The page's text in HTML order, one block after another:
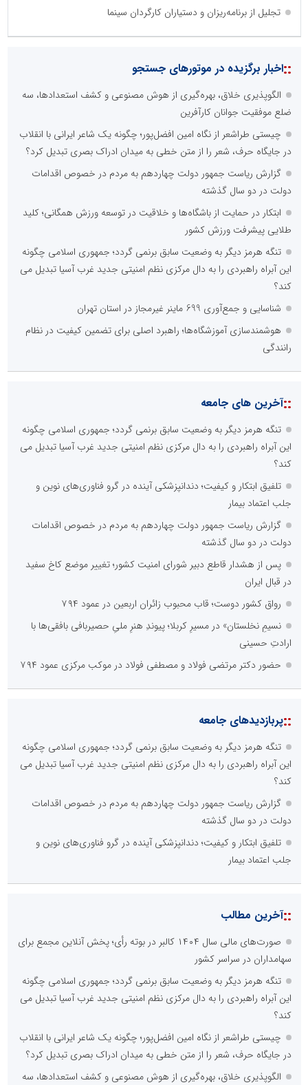
تجلیل از برنامه‌ریزان و دستیاران کارگردان سینما
::اخبار برگزیده در موتورهای جستجو
الگوپذیری خلاق، بهره‌گیری از هوش مصنوعی و کشف استعدادها، سه
ضلع موفقیت جوانان کارآفرین
چیستی طراشعر از نگاه امین افضل‌پور؛ چگونه یک شاعر ایرانی با انقلاب
در جایگاه حرف، شعر را از متن خطی به میدان ادراک بصری تبدیل کرد؟
گزارش ریاست جمهور دولت چهاردهم به مردم در خصوص اقدامات
دولت در دو سال گذشته
ابتکار در حمایت از باشگاه‌ها و خلاقیت در توسعه ورزش همگانی؛ کلید
طلایی پیشرفت ورزش کشور
تنگه هرمز دیگر به وضعیت سابق برنمی گردد؛ جمهوری اسلامی چگونه
این آبراه راهبردی را به دال مرکزی نظم امنیتی جدید غرب آسیا تبدیل می
کند؟
شناسایی و جمع‌آوری 699 ماینر غیرمجاز در استان تهران
هوشمندسازی آموزشگاه‌ها؛ راهبرد اصلی برای تضمین کیفیت در نظام
رانندگی
::آخرین های جامعه
تنگه هرمز دیگر به وضعیت سابق برنمی گردد؛ جمهوری اسلامی چگونه
این آبراه راهبردی را به دال مرکزی نظم امنیتی جدید غرب آسیا تبدیل می
کند؟
تلفیق ابتکار و کیفیت؛ دندانپزشکی آینده در گرو فناوری‌های نوین و
جلب اعتماد بیمار
گزارش ریاست جمهور دولت چهاردهم به مردم در خصوص اقدامات
دولت در دو سال گذشته
پس از هشدار قاطع دبیر شورای امنیت کشور؛ تغییر موضع کاخ سفید
در قبال ایران
رواق کشور دوست؛ قاب محبوب زائران اربعین در عمود ۷۹۴
نسیمِ نخلستان» در مسیرِ کربلا؛ پیوندِ هنرِ ملیِ حصیربافی بافقی‌ها با
ارادتِ حسینی
حضور دکتر مرتضی فولاد و مصطفی فولاد در موکب مرکزی عمود ۷۹۴
::پربازدیدهای جامعه
تنگه هرمز دیگر به وضعیت سابق برنمی گردد؛ جمهوری اسلامی چگونه
این آبراه راهبردی را به دال مرکزی نظم امنیتی جدید غرب آسیا تبدیل می
کند؟
گزارش ریاست جمهور دولت چهاردهم به مردم در خصوص اقدامات
دولت در دو سال گذشته
تلفیق ابتکار و کیفیت؛ دندانپزشکی آینده در گرو فناوری‌های نوین و
جلب اعتماد بیمار
::آخرین مطالب
صورت‌های مالی سال ۱۴۰۴ کالبر در بوته رأی؛ پخش آنلاین مجمع برای
سهامداران در سراسر کشور
تنگه هرمز دیگر به وضعیت سابق برنمی گردد؛ جمهوری اسلامی چگونه
این آبراه راهبردی را به دال مرکزی نظم امنیتی جدید غرب آسیا تبدیل می
کند؟
چیستی طراشعر از نگاه امین افضل‌پور؛ چگونه یک شاعر ایرانی با انقلاب
در جایگاه حرف، شعر را از متن خطی به میدان ادراک بصری تبدیل کرد؟
الگوپذیری خلاق، بهره‌گیری از هوش مصنوعی و کشف استعدادها، سه